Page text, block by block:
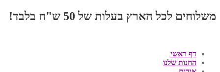
משלוחים לכל הארץ בעלות של 50 ש"ח בלבד!
דף ראשי
החנות שלנו